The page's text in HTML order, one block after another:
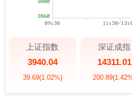
上证指数
3940.04
39.69(1.02%)
深证成指
14311.01
200.89